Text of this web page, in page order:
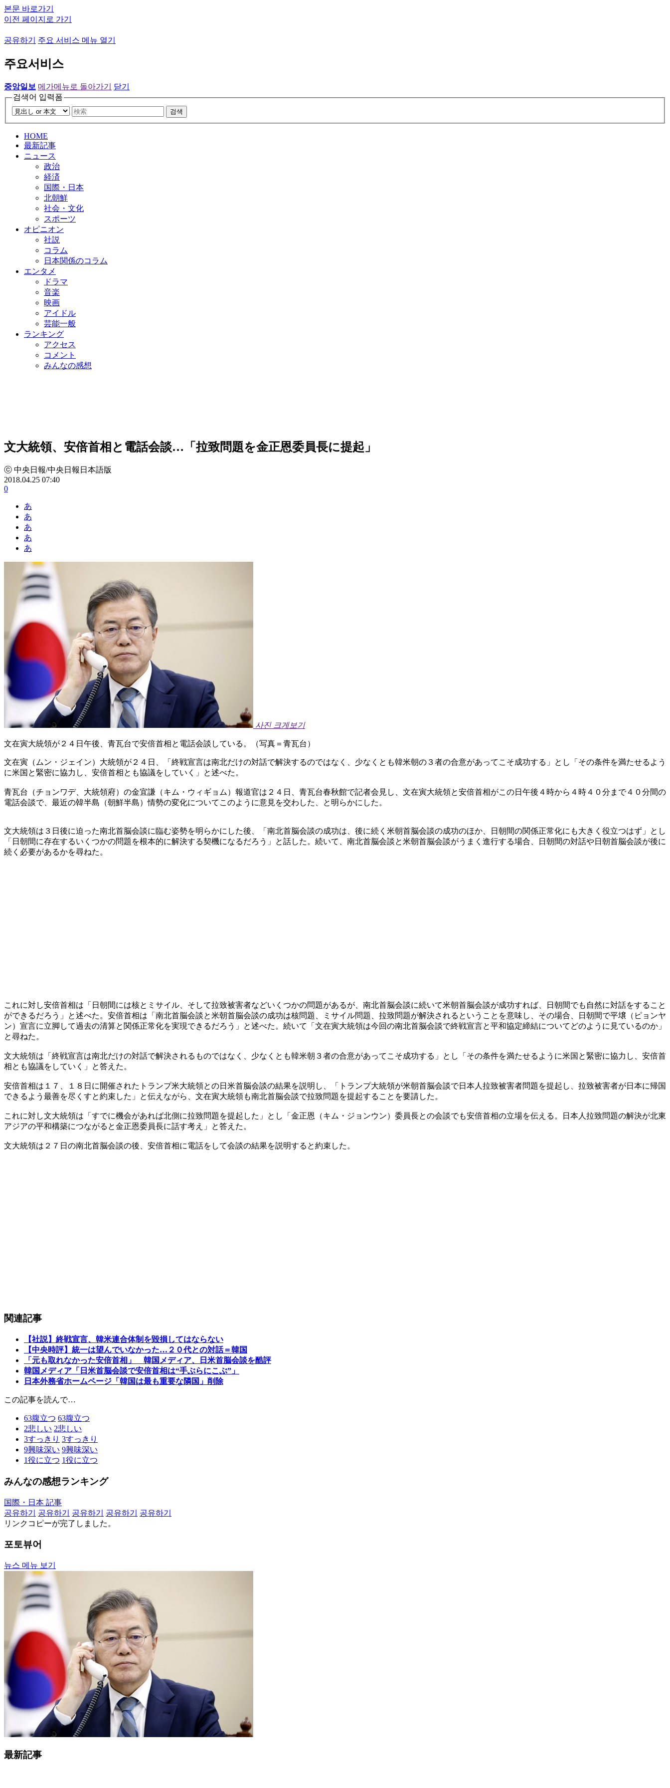
본문 바로가기
이전 페이지로 가기
공유하기 주요 서비스 메뉴 열기
주요서비스
중앙일보 메가메뉴로 돌아가기
닫기
검색어 입력폼
검색
HOME
最新記事
ニュース
政治
経済
国際・日本
北朝鮮
社会・文化
スポーツ
オピニオン
社説
コラム
日本関係のコラム
エンタメ
ドラマ
音楽
映画
アイドル
芸能一般
ランキング
アクセス
コメント
みんなの感想
文大統領、安倍首相と電話会談…「拉致問題を金正恩委員長に提起」
ⓒ 中央日報/中央日報日本語版
2018.04.25 07:40
0
あ
あ
あ
あ
あ
사진 크게보기
文在寅大統領が２４日午後、青瓦台で安倍首相と電話会談している。（写真＝青瓦台）
文在寅（ムン・ジェイン）大統領が２４日、「終戦宣言は南北だけの対話で解決するのではなく、少なくとも韓米朝の３者の合意があってこそ成功する」とし「その条件を満たせるよう
に米国と緊密に協力し、安倍首相とも協議をしていく」と述べた。
青瓦台（チョンワデ、大統領府）の金宜謙（キム・ウィギョム）報道官は２４日、青瓦台春秋館で記者会見し、文在寅大統領と安倍首相がこの日午後４時から４時４０分まで４０分間の
電話会談で、最近の韓半島（朝鮮半島）情勢の変化についてこのように意見を交わした、と明らかにした。
文大統領は３日後に迫った南北首脳会談に臨む姿勢を明らかにした後、「南北首脳会談の成功は、後に続く米朝首脳会談の成功のほか、日朝間の関係正常化にも大きく役立つはず」とし
「日朝間に存在するいくつかの問題を根本的に解決する契機になるだろう」と話した。続いて、南北首脳会談と米朝首脳会談がうまく進行する場合、日朝間の対話や日朝首脳会談が後に
続く必要があるかを尋ねた。
これに対し安倍首相は「日朝間には核とミサイル、そして拉致被害者などいくつかの問題があるが、南北首脳会談に続いて米朝首脳会談が成功すれば、日朝間でも自然に対話をすること
ができるだろう」と述べた。安倍首相は「南北首脳会談と米朝首脳会談の成功は核問題、ミサイル問題、拉致問題が解決されるということを意味し、その場合、日朝間で平壌（ピョンヤ
ン）宣言に立脚して過去の清算と関係正常化を実現できるだろう」と述べた。続いて「文在寅大統領は今回の南北首脳会談で終戦宣言と平和協定締結についてどのように見ているのか」
と尋ねた。
文大統領は「終戦宣言は南北だけの対話で解決されるものではなく、少なくとも韓米朝３者の合意があってこそ成功する」とし「その条件を満たせるように米国と緊密に協力し、安倍首
相とも協議をしていく」と答えた。
安倍首相は１７、１８日に開催されたトランプ米大統領との日米首脳会談の結果を説明し、「トランプ大統領が米朝首脳会談で日本人拉致被害者問題を提起し、拉致被害者が日本に帰国
できるよう最善を尽くすと約束した」と伝えながら、文在寅大統領も南北首脳会談で拉致問題を提起することを要請した。
これに対し文大統領は「すでに機会があれば北側に拉致問題を提起した」とし「金正恩（キム・ジョンウン）委員長との会談でも安倍首相の立場を伝える。日本人拉致問題の解決が北東
アジアの平和構築につながると金正恩委員長に話す考え」と答えた。
文大統領は２７日の南北首脳会談の後、安倍首相に電話をして会談の結果を説明すると約束した。
関連記事
【社説】終戦宣言、韓米連合体制を毀損してはならない
【中央時評】統一は望んでいなかった…２０代との対話＝韓国
「元も取れなかった安倍首相」 韓国メディア、日米首脳会談を酷評
韓国メディア「日米首脳会談で安倍首相は“手ぶらにこぶ”」
日本外務省ホームページ「韓国は最も重要な隣国」削除
この記事を読んで…
63腹立つ 63腹立つ
2悲しい 2悲しい
3すっきり 3すっきり
9興味深い 9興味深い
1役に立つ 1役に立つ
みんなの感想ランキング
国際・日本 記事
공유하기
공유하기 공유하기 공유하기
공유하기
リンクコピーが完了しました。
포토뷰어
뉴스 메뉴 보기
最新記事